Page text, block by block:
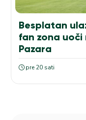
Besplatan
fan zona
Pazara
pre 20 sati